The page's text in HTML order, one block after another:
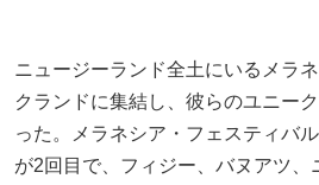
ニュージーランド全土にいるメラ
クランドに集結し、彼らのユニー
った。メラネシア・フェスティバ
が2回目で、フィジー、バヌアツ、